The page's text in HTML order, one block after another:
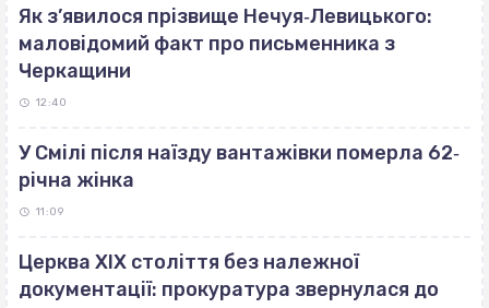
Як з’явилося прізвище Нечуя‐Левицького:
маловідомий факт про письменника з
Черкащини
12:40
У Смілі після наїзду вантажівки померла 62‐
річна жінка
11:09
Церква ХІХ століття без належної
документації: прокуратура звернулася до